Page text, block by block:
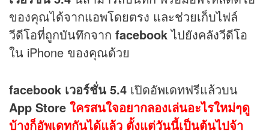
ของคุณได้จากแอพโดยตรง และช่วยเก็บไฟล์
วีดีโอที่ถูกบันทึกจาก facebookไปยังคลังวีดีโอ
ใน iPhone ของคุณด้วย
facebook เวอร์ชั่น 5.4 เปิดอัพเดทฟรีแล้วบน
App Store ใครสนใจอยากลองเล่นอะไรใหม่ๆดู
บ้างก็อัพเดทกันได้แล้ว ตั้งแต่วันนี้เป็นต้นไปจ้า